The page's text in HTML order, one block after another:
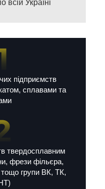
всій Україні
підприємств
сплавами та
твердосплавним
фрези фільєра,
тощо групи ВК, ТК,